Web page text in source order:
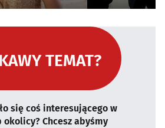
TEMAT?
się coś interesującego w
okolicy? Chcesz abyśmy